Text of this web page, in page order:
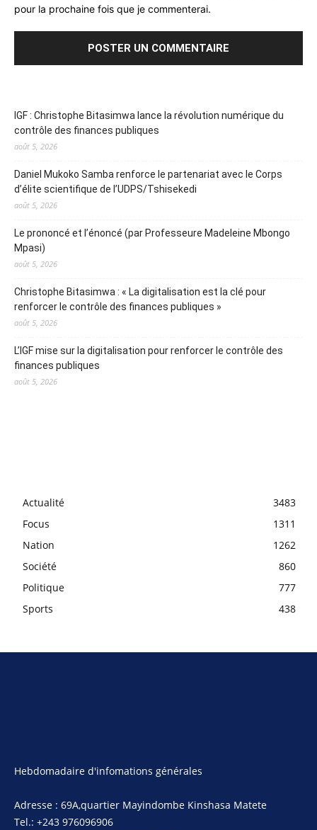
pour la prochaine fois que je commenterai.
IGF : Christophe Bitasimwa lance la révolution numérique du
contrôle des finances publiques
août 5, 2026
Daniel Mukoko Samba renforce le partenariat avec le Corps
d’élite scientifique de l’UDPS/Tshisekedi
août 5, 2026
Le prononcé et l’énoncé (par Professeure Madeleine Mbongo
Mpasi)
août 5, 2026
Christophe Bitasimwa : « La digitalisation est la clé pour
renforcer le contrôle des finances publiques »
août 5, 2026
L’IGF mise sur la digitalisation pour renforcer le contrôle des
finances publiques
août 5, 2026
Actualité
3483
Focus
1311
Nation
1262
Société
860
Politique
777
Sports
438
Hebdomadaire d'infomations générales
Adresse : 69A,quartier Mayindombe Kinshasa Matete
Tel.: +243 976096906